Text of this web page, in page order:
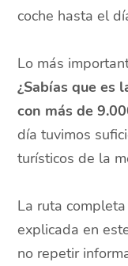
coche hasta el
Lo más
¿Sabías que es
con más de
día tuvimos
turísticos de la
La ruta
explicada en
no repetir